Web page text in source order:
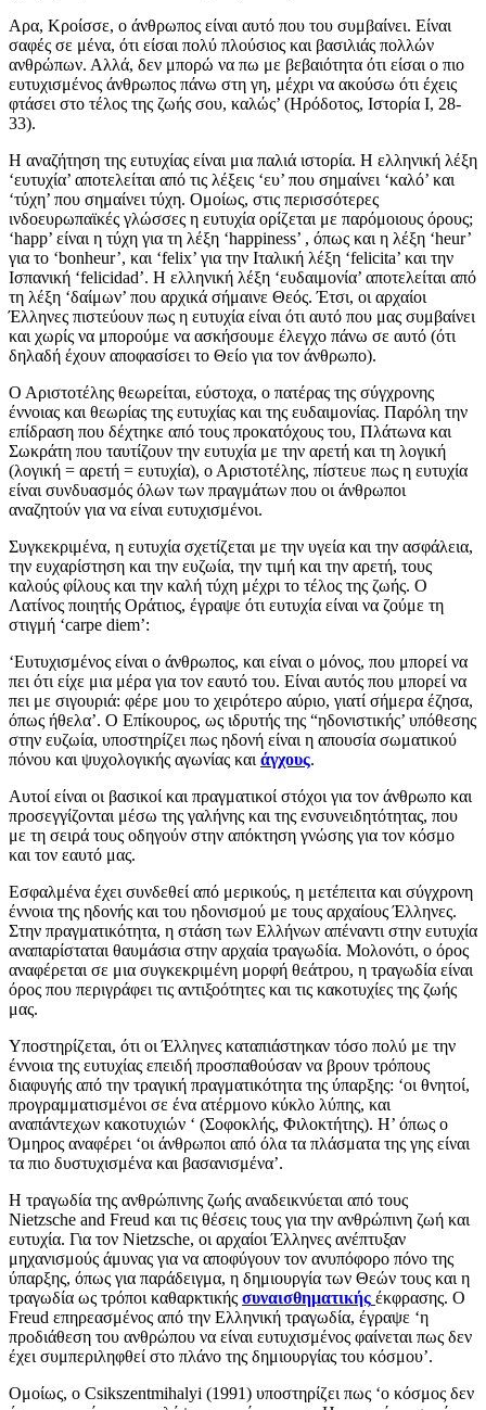
Αρα, Κροίσσε, ο άνθρωπος είναι αυτό που του συμβαίνει. Είναι
σαφές σε μένα, ότι είσαι πολύ πλούσιος και βασιλιάς πολλών
ανθρώπων. Αλλά, δεν μπορώ να πω με βεβαιότητα ότι είσαι ο πιο
ευτυχισμένος άνθρωπος πάνω στη γη, μέχρι να ακούσω ότι έχεις
φτάσει στο τέλος της ζωής σου, καλώς’ (Ηρόδοτος, Ιστορία Ι, 28-
33).
Η αναζήτηση της ευτυχίας είναι μια παλιά ιστορία. Η ελληνική λέξη
‘ευτυχία’ αποτελείται από τις λέξεις ‘ευ’ που σημαίνει ‘καλό’ και
‘τύχη’ που σημαίνει τύχη. Ομοίως, στις περισσότερες
ινδοευρωπαϊκές γλώσσες η ευτυχία ορίζεται με παρόμοιους όρους;
‘happ’ είναι η τύχη για τη λέξη ‘happiness’ , όπως και η λέξη ‘heur’
για το ‘bonheur’, και ‘felix’ για την Ιταλική λέξη ‘felicita’ και την
Ισπανική ‘felicidad’. Η ελληνική λέξη ‘ευδαιμονία’ αποτελείται από
τη λέξη ‘δαίμων’ που αρχικά σήμαινε Θεός. Έτσι, οι αρχαίοι
Έλληνες πιστεύουν πως η ευτυχία είναι ότι αυτό που μας συμβαίνει
και χωρίς να μπορούμε να ασκήσουμε έλεγχο πάνω σε αυτό (ότι
δηλαδή έχουν αποφασίσει το Θείο για τον άνθρωπο).
Ο Αριστοτέλης θεωρείται, εύστοχα, ο πατέρας της σύγχρονης
έννοιας και θεωρίας της ευτυχίας και της ευδαιμονίας. Παρόλη την
επίδραση που δέχτηκε από τους προκατόχους του, Πλάτωνα και
Σωκράτη που ταυτίζουν την ευτυχία με την αρετή και τη λογική
(λογική = αρετή = ευτυχία), ο Αριστοτέλης, πίστευε πως η ευτυχία
είναι συνδυασμός όλων των πραγμάτων που οι άνθρωποι
αναζητούν για να είναι ευτυχισμένοι.
Συγκεκριμένα, η ευτυχία σχετίζεται με την υγεία και την ασφάλεια,
την ευχαρίστηση και την ευζωία, την τιμή και την αρετή, τους
καλούς φίλους και την καλή τύχη μέχρι το τέλος της ζωής. Ο
Λατίνος ποιητής Οράτιος, έγραψε ότι ευτυχία είναι να ζούμε τη
στιγμή ‘carpe diem’:
‘Ευτυχισμένος είναι ο άνθρωπος, και είναι ο μόνος, που μπορεί να
πει ότι είχε μια μέρα για τον εαυτό του. Είναι αυτός που μπορεί να
πει με σιγουριά: φέρε μου το χειρότερο αύριο, γιατί σήμερα έζησα,
όπως ήθελα’. Ο Επίκουρος, ως ιδρυτής της “ηδονιστικής’ υπόθεσης
στην ευζωία, υποστηρίζει πως ηδονή είναι η απουσία σωματικού
πόνου και ψυχολογικής αγωνίας και άγχους.
Αυτοί είναι οι βασικοί και πραγματικοί στόχοι για τον άνθρωπο και
προσεγγίζονται μέσω της γαλήνης και της ενσυνειδητότητας, που
με τη σειρά τους οδηγούν στην απόκτηση γνώσης για τον κόσμο
και τον εαυτό μας.
Εσφαλμένα έχει συνδεθεί από μερικούς, η μετέπειτα και σύγχρονη
έννοια της ηδονής και του ηδονισμού με τους αρχαίους Έλληνες.
Στην πραγματικότητα, η στάση των Ελλήνων απέναντι στην ευτυχία
αναπαρίσταται θαυμάσια στην αρχαία τραγωδία. Μολονότι, ο όρος
αναφέρεται σε μια συγκεκριμένη μορφή θεάτρου, η τραγωδία είναι
όρος που περιγράφει τις αντιξοότητες και τις κακοτυχίες της ζωής
μας.
Υποστηρίζεται, ότι οι Έλληνες καταπιάστηκαν τόσο πολύ με την
έννοια της ευτυχίας επειδή προσπαθούσαν να βρουν τρόπους
διαφυγής από την τραγική πραγματικότητα της ύπαρξης: ‘οι θνητοί,
προγραμματισμένοι σε ένα ατέρμονο κύκλο λύπης, και
αναπάντεχων κακοτυχιών ‘ (Σοφοκλής, Φιλοκτήτης). Η’ όπως ο
Όμηρος αναφέρει ‘οι άνθρωποι από όλα τα πλάσματα της γης είναι
τα πιο δυστυχισμένα και βασανισμένα’.
Η τραγωδία της ανθρώπινης ζωής αναδεικνύεται από τους
Nietzsche and Freud και τις θέσεις τους για την ανθρώπινη ζωή και
ευτυχία. Για τον Nietzsche, οι αρχαίοι Έλληνες ανέπτυξαν
μηχανισμούς άμυνας για να αποφύγουν τον ανυπόφορο πόνο της
ύπαρξης, όπως για παράδειγμα, η δημιουργία των Θεών τους και η
τραγωδία ως τρόποι καθαρκτικής συναισθηματικής έκφρασης. Ο
Freud επηρεασμένος από την Ελληνική τραγωδία, έγραψε ‘η
προδιάθεση του ανθρώπου να είναι ευτυχισμένος φαίνεται πως δεν
έχει συμπεριληφθεί στο πλάνο της δημιουργίας του κόσμου’.
Ομοίως, ο Csikszentmihalyi (1991) υποστηρίζει πως ‘ο κόσμος δεν